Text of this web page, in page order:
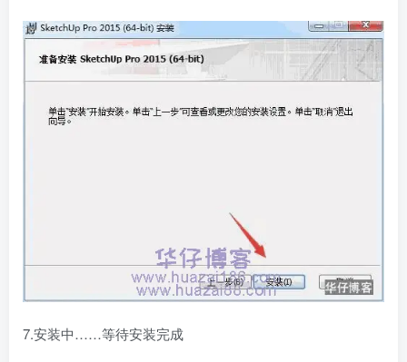
7.安装中……等待安装完成